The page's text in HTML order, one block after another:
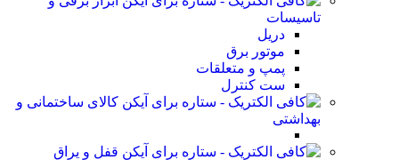
تاسیسات
دریل
موتور برق
پمپ و متعلقات
ست کنترل
کالای ساختمانی و
بهداشتی
قفل و یراق